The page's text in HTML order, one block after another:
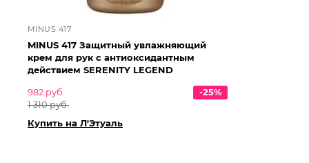
MINUS 417
MINUS 417 Защитный увлажняющий
крем для рук с антиоксидантным
действием SERENITY LEGEND
982 руб.
1 310 руб.
-25%
Купить на Л'Этуаль